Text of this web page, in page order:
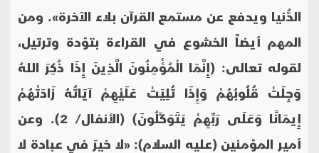
الدُّنيا ويدفع عن مستمع القرآن بلاء الآخرة». ومن
المهم أيضاً الخشوع في القراءة بتؤدة وترتيل،
لقوله تعالى: (إِنَّمَا الْمُؤْمِنُونَ الَّذِينَ إِذَا ذُكِرَ اللهُ
وَجِلَتْ قُلُوبُهُمْ وَإِذَا تُلِيَتْ عَلَيْهِمْ آيَاتُهُ زَادَتْهُمْ
إِيمَانًا وَعَلَى رَبِّهِمْ يَتَوَكَّلُونَ) (الأنفال/ 2). وعن
أمير المؤمنين (عليه السلام): «لا خيرَ في عبادة لا